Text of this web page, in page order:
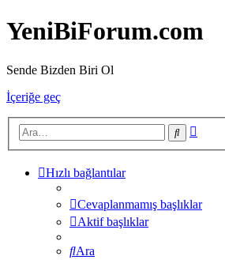
YeniBiForum.com
Sende Bizden Biri Ol
İçeriğe geç
Ara
Hızlı bağlantılar
Cevaplanmamış başlıklar
Aktif başlıklar
Ara